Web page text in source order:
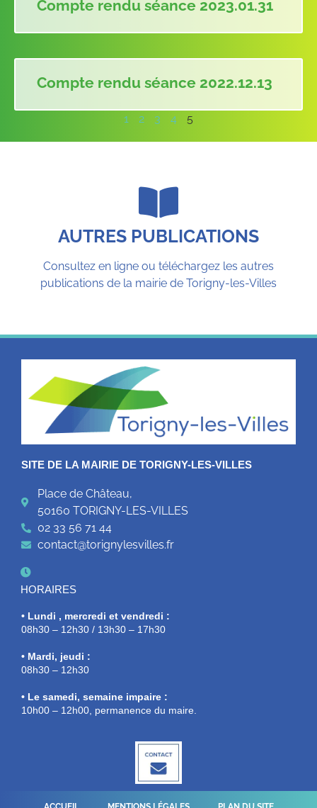
Compte rendu séance 2023.01.31
Compte rendu séance 2022.12.13
1 2 3 4 5
AUTRES PUBLICATIONS
Consultez en ligne ou téléchargez les autres
publications de la mairie de Torigny-les-Villes
SITE DE LA MAIRIE DE TORIGNY-LES-VILLES
Place de Château,
50160 TORIGNY-LES-VILLES
02 33 56 71 44
contact@torignylesvilles.fr
HORAIRES
• Lundi , mercredi et vendredi :
08h30 – 12h30 / 13h30 – 17h30
• Mardi, jeudi :
08h30 – 12h30
• Le samedi, semaine impaire :
10h00 – 12h00, permanence du maire.